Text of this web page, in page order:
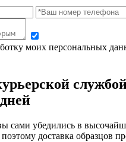
моих персональных
сами убедились в
доставка образцов